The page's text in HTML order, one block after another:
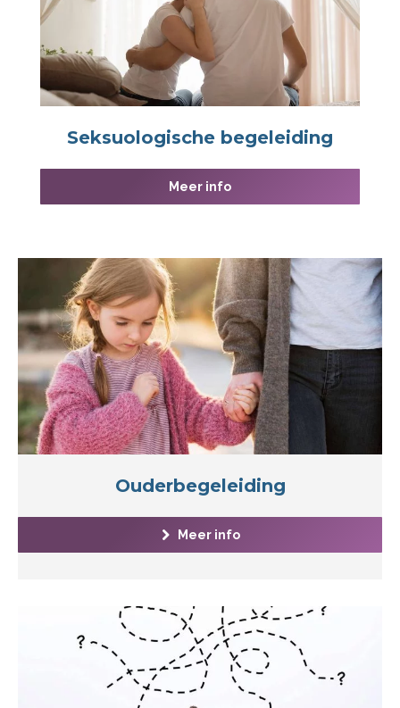
Seksuologische begeleiding
Meer info
Ouderbegeleiding
Meer info